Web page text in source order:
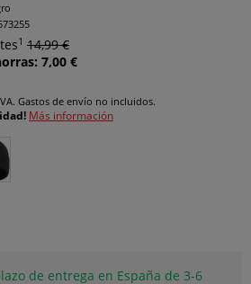
1 14,99 €
7,00 €
Gastos de envío no incluidos.
Más información
de entrega en España de 3-6